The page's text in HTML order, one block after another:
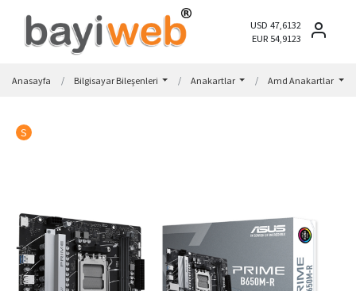
USD 47,6132
EUR 54,9123
Anasayfa Bilgisayar Bileşenleri Anakartlar Amd Anakartlar
S